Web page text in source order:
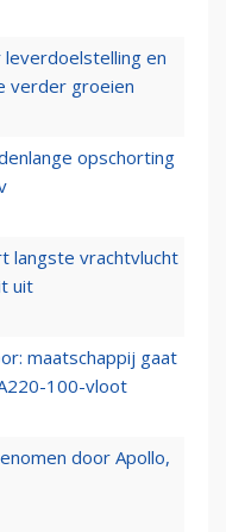
en
verder groeien
opschorting
langste vrachtvlucht
uit
maatschappij gaat
100-vloot
door Apollo,